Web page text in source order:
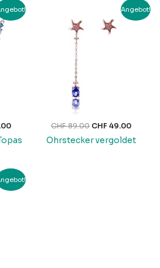
Aktueller
Preis
Angebot!
CHF89.00
Ursprünglicher
war:
CHF 89.00
CHF 49.00
Preis
Ohrstecker vergoldet
Aktueller
Preis